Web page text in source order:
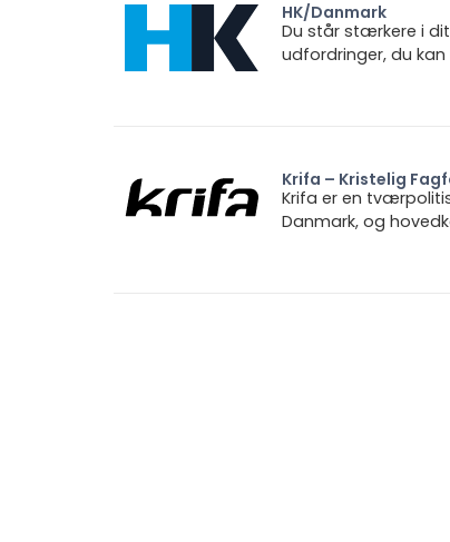
HK/Danmark
Du står stærkere i
udfordringer, du
Krifa – Kristelig
Krifa er en
Danmark, og